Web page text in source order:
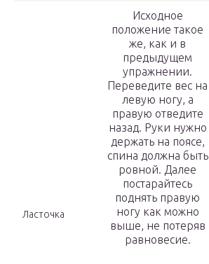
Ласточка
Исходное
положение такое
же, как и в
предыдущем
упражнении.
Переведите вес на
левую ногу, а
правую отведите
назад. Руки нужно
держать на поясе,
спина должна быть
ровной. Далее
постарайтесь
поднять правую
ногу как можно
выше, не потеряв
равновесие.